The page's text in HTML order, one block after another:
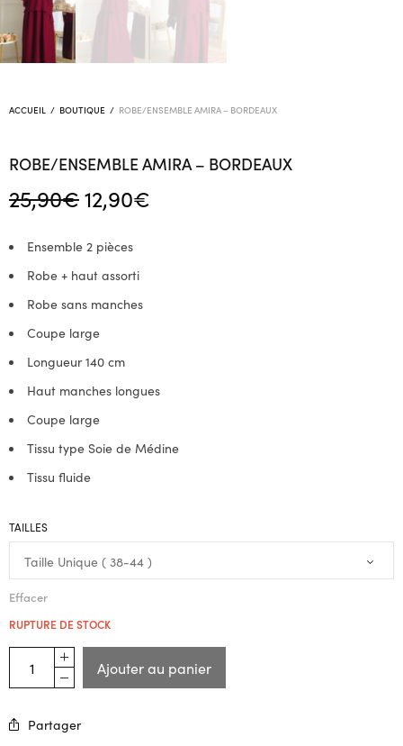
ACCUEIL / BOUTIQUE / ROBE/ENSEMBLE AMIRA – BORDEAUX
ROBE/ENSEMBLE AMIRA – BORDEAUX
25,90€Le prix
initial
était :
25,90€.
12,90€
Ensemble 2 pièces
Robe + haut assorti
Robe sans manches
Coupe large
Longueur 140 cm
Haut manches longues
Coupe large
Tissu type Soie de Médine
Tissu fluide
TAILLES
Effacer
RUPTURE DE STOCK
Ajouter au panier
Partager